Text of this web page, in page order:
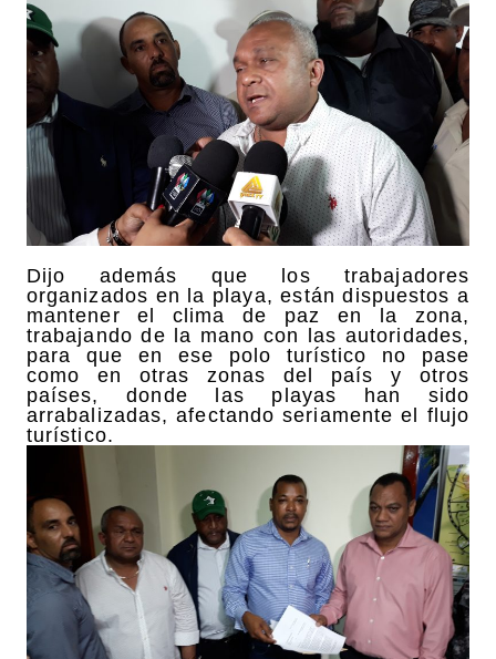
Dijo además que los trabajadores
organizados en la playa, están dispuestos a
mantener el clima de paz en la zona,
trabajando de la mano con las autoridades,
para que en ese polo turístico no pase
como en otras zonas del país y otros
países, donde las playas han sido
arrabalizadas, afectando seriamente el flujo
turístico.